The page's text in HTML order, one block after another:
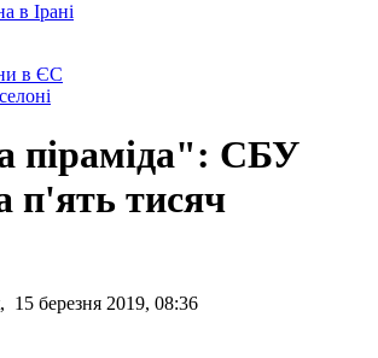
в Ірані
в ЄС
піраміда": СБУ
п'ять тисяч
15 березня 2019, 08:36